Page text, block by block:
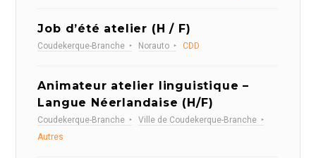
Job d’été atelier (H / F)
Coudekerque-Branche Norauto CDD
Animateur atelier linguistique –
Langue Néerlandaise (H/F)
Coudekerque-Branche
Ville de Coudekerque-Branche
Autres